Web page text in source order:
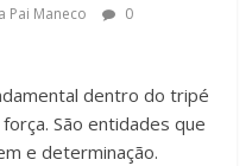
Pai Maneco
0
dentro do tripé
São entidades que
e determinação.